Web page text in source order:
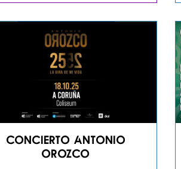
Concierto Antonio
Orozco